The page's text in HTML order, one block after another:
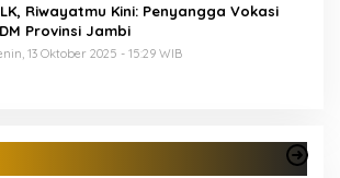
Riwayatmu Kini: Penyangga Vokasi
Provinsi Jambi
13 Oktober 2025 - 15:29 WIB